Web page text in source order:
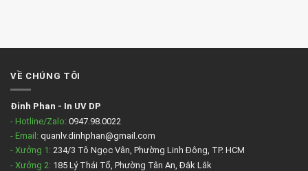
VỀ CHÚNG TÔI
Đinh Phan - In UV DP
- Hotline/Zalo: 0947.98.0022
- Email: quanlv.dinhphan@gmail.com
- Xưởng 1: 234/3 Tô Ngọc Vân, Phường Linh Đông, TP. HCM
- Xưởng 2: 185 Lý Thái Tổ, Phường Tân An, Đắk Lắk